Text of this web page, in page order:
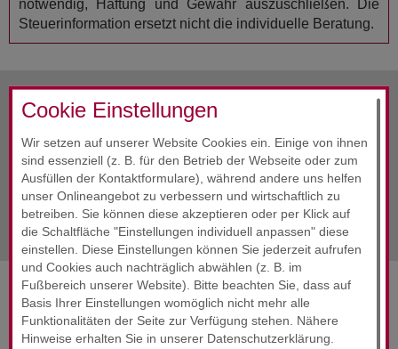
Cookie Einstellungen
Wir setzen auf unserer Website Cookies ein. Einige von ihnen
sind essenziell (z. B. für den Betrieb der Webseite oder zum
Ausfüllen der Kontaktformulare), während andere uns helfen
unser Onlineangebot zu verbessern und wirtschaftlich zu
betreiben. Sie können diese akzeptieren oder per Klick auf
die Schaltfläche "Einstellungen individuell anpassen" diese
einstellen. Diese Einstellungen können Sie jederzeit aufrufen
und Cookies auch nachträglich abwählen (z. B. im
Fußbereich unserer Website). Bitte beachten Sie, dass auf
Basis Ihrer Einstellungen womöglich nicht mehr alle
Funktionalitäten der Seite zur Verfügung stehen. Nähere
Hinweise erhalten Sie in unserer Datenschutzerklärung.
notwendig, Haftung und Gewähr auszuschließen. Die
Steuerinformation ersetzt nicht die individuelle Beratung.
vorherige InfoDezember 2025
Alle Infos Dezember 2025
nächste InfoDezember 2025
SERVICES & ENGAGEMENT